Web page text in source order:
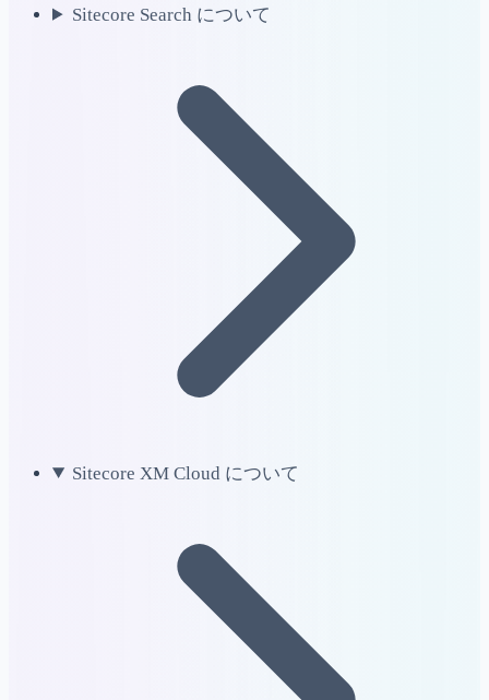
Sitecore Search について
Sitecore XM Cloud について